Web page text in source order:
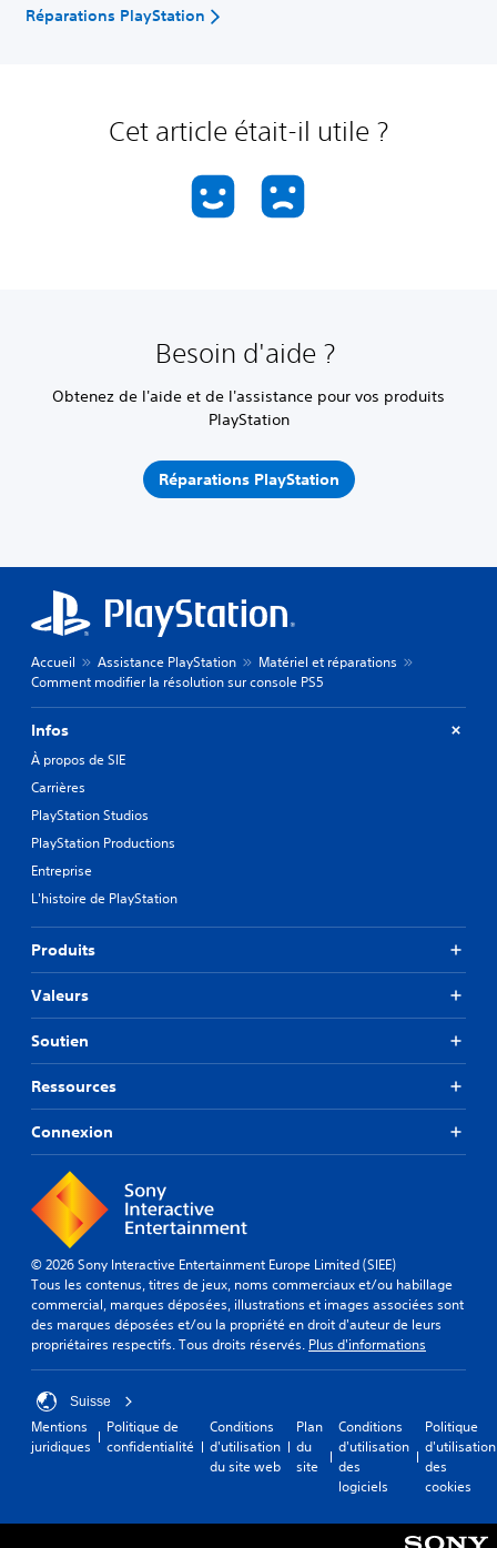
Réparations PlayStation
Cet article était-il utile ?
Besoin d'aide ?
Obtenez de l'aide et de l'assistance pour vos produits
PlayStation
Réparations PlayStation
Accueil Assistance PlayStation
Matériel et réparations
Comment modifier la résolution sur console PS5
Infos
À propos de SIE
Carrières
PlayStation Studios
PlayStation Productions
Entreprise
L'histoire de PlayStation
Produits
Valeurs
Soutien
Ressources
Connexion
© 2026 Sony Interactive Entertainment Europe Limited (SIEE)
Tous les contenus, titres de jeux, noms commerciaux et/ou habillage
commercial, marques déposées, illustrations et images associées sont
des marques déposées et/ou la propriété en droit d'auteur de leurs
propriétaires respectifs. Tous droits réservés. Plus d'informations
Suisse
Mentions
juridiques
Politique de
confidentialité
Conditions
d'utilisation
du site web
Plan
du
site
Conditions
d'utilisation
des
logiciels
Politique
d'utilisation
des
cookies